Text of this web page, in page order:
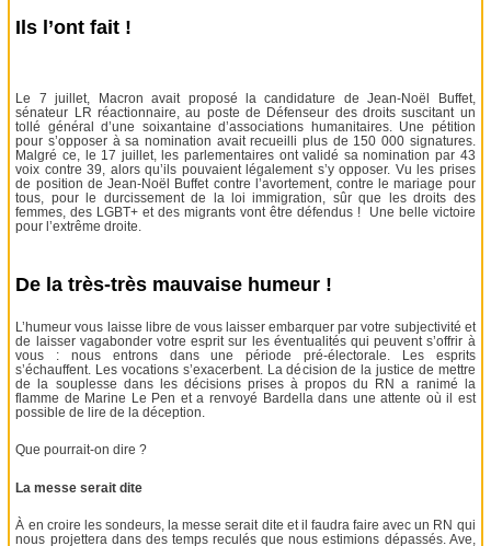
Ils l’ont fait !
Le 7 juillet, Macron avait proposé la candidature de Jean-Noël Buffet,
sénateur LR réactionnaire, au poste de Défenseur des droits suscitant un
tollé général d’une soixantaine d’associations humanitaires. Une pétition
pour s’opposer à sa nomination avait recueilli plus de 150 000 signatures.
Malgré ce, le 17 juillet, les parlementaires ont validé sa nomination par 43
voix contre 39, alors qu’ils pouvaient légalement s’y opposer. Vu les prises
de position de Jean-Noël Buffet contre l’avortement, contre le mariage pour
tous, pour le durcissement de la loi immigration, sûr que les droits des
femmes, des LGBT+ et des migrants vont être défendus ! Une belle victoire
pour l’extrême droite.
De la très-très mauvaise humeur !
L’humeur vous laisse libre de vous laisser embarquer par votre subjectivité et
de laisser vagabonder votre esprit sur les éventualités qui peuvent s’offrir à
vous : nous entrons dans une période pré-électorale. Les esprits
s’échauffent. Les vocations s’exacerbent. La décision de la justice de mettre
de la souplesse dans les décisions prises à propos du RN a ranimé la
flamme de Marine Le Pen et a renvoyé Bardella dans une attente où il est
possible de lire de la déception.
Que pourrait-on dire ?
La messe serait dite
À en croire les sondeurs, la messe serait dite et il faudra faire avec un RN qui
nous projettera dans des temps reculés que nous estimions dépassés. Ave,